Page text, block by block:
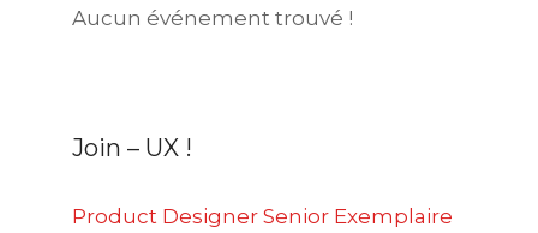
Aucun événement trouvé !
Join – UX !
Product Designer Senior Exemplaire